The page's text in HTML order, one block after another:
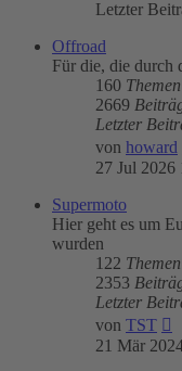
Letzter
Offroad
Für die, die durch
160 Themen
2669
Letzter
von howard
27 Jul 2026
Supermoto
Hier geht es um
wurden
122 Themen
2353
Letzter
von TST
21 Mär